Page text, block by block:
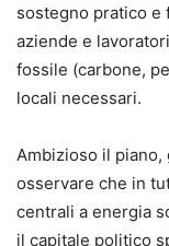
sostegno pratico e
aziende e
fossile (carbone,
locali necessari.
Ambizioso il
osservare che in
centrali a energia
il capitale politico